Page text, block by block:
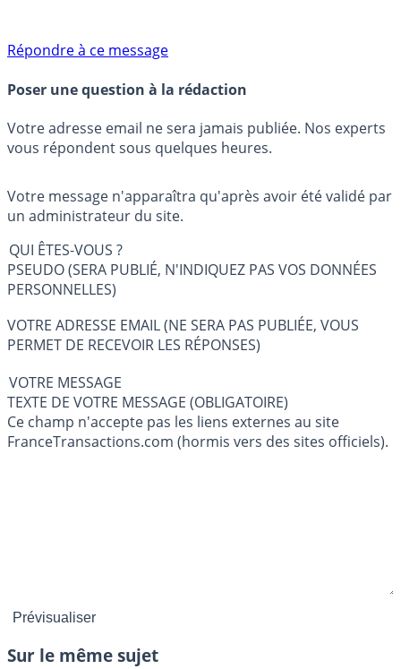
Répondre à ce message
Poser une question à la rédaction
Votre adresse email ne sera jamais publiée. Nos experts
vous répondent sous quelques heures.
Votre message n'apparaîtra qu'après avoir été validé par
un administrateur du site.
QUI ÊTES-VOUS ?
PSEUDO (SERA PUBLIÉ, N'INDIQUEZ PAS VOS DONNÉES
PERSONNELLES)
VOTRE ADRESSE EMAIL (NE SERA PAS PUBLIÉE, VOUS
PERMET DE RECEVOIR LES RÉPONSES)
VOTRE MESSAGE
TEXTE DE VOTRE MESSAGE (OBLIGATOIRE)
Ce champ n'accepte pas les liens externes au site
FranceTransactions.com (hormis vers des sites officiels).